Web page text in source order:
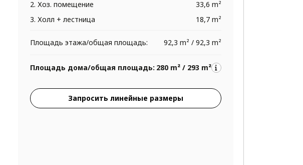
2. Хоз. помещение
33,6 m²
3. Холл + лестница
18,7 m²
Площадь этажа/общая площадь: 92,3 m² / 92,3 m²
Площадь дома/общая площадь: 280 m² / 293 m²
Запросить линейные размеры